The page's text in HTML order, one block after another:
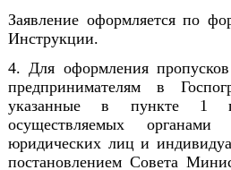
Заявление оформляется по
Инструкции.
4. Для оформления
предпринимателям в
указанные в пункте 1
осуществляемых
юридических лиц и
постановлением Совета